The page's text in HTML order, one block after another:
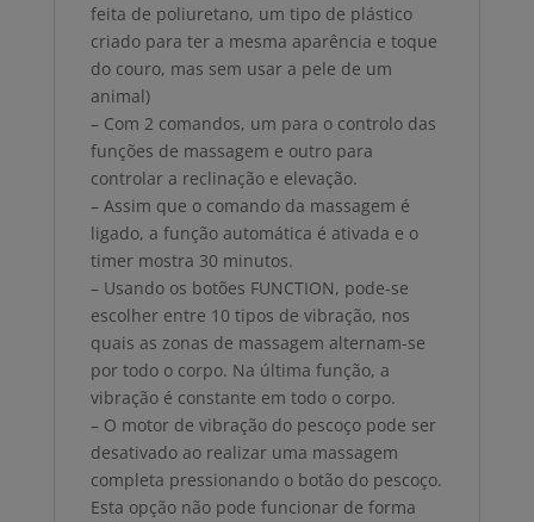
feita de poliuretano, um tipo de plástico
criado para ter a mesma aparência e toque
do couro, mas sem usar a pele de um
animal)
– Com 2 comandos, um para o controlo das
funções de massagem e outro para
controlar a reclinação e elevação.
– Assim que o comando da massagem é
ligado, a função automática é ativada e o
timer mostra 30 minutos.
– Usando os botões FUNCTION, pode-se
escolher entre 10 tipos de vibração, nos
quais as zonas de massagem alternam-se
por todo o corpo. Na última função, a
vibração é constante em todo o corpo.
– O motor de vibração do pescoço pode ser
desativado ao realizar uma massagem
completa pressionando o botão do pescoço.
Esta opção não pode funcionar de forma